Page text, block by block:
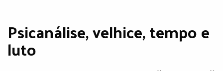
Psicanálise, velhice, tempo e
luto